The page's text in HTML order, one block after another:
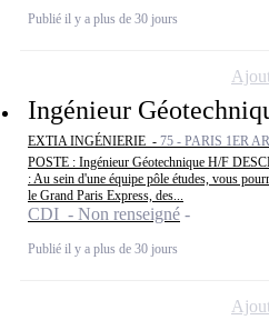
Publié il y a plus de 30 jours
Ingénieur
EXTIA INGÉNIERIE - 75 - PARIS 1ER
POSTE : Ingénieur Géotechnique H/F
: Au sein d'une équipe pôle études, vous
le Grand Paris Express, des...
CDI - Non renseigné
Publié il y a plus de 30 jours